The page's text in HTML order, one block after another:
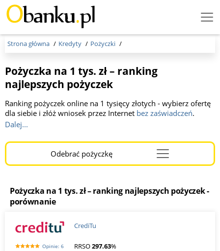
Menu
Strona główna Kredyty Pożyczki
Pożyczka na 1 tys. zł – ranking
najlepszych pożyczek
Ranking pożyczek online na 1 tysięcy złotych - wybierz ofertę
dla siebie i złóż wniosek przez Internet bez zaświadczeń.
Pożyczka 1 000 zł w większości przypadków nie jest to kredyt
celowy, dzięki czemu klient może przeznaczyć otrzymane
pieniądze na dowolny cel.
Dalej...
Odebrać pożyczkęMenu
Burger
Pożyczka na 1 tys. zł – ranking najlepszych pożyczek -
porównanie
Opinie: 6
CrediTu
RRSO297.63%